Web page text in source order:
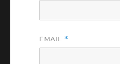
EMAIL *